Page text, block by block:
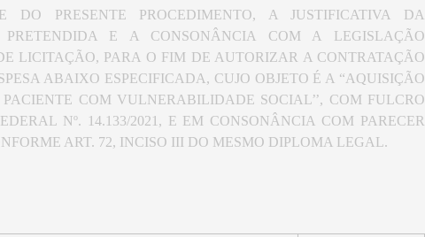
DO PRESENTE PROCEDIMENTO, A JUSTIFICATIVA DA
PRETENDIDA E A CONSONÂNCIA COM A LEGISLAÇÃO
LICITAÇÃO, PARA O FIM DE AUTORIZAR A CONTRATAÇÃO
ABAIXO ESPECIFICADA, CUJO OBJETO É A “AQUISIÇÃO
COM VULNERABILIDADE SOCIAL’’, COM FULCRO
Nº. 14.133/2021, E EM CONSONÂNCIA COM PARECER
ART. 72, INCISO III DO MESMO DIPLOMA LEGAL.